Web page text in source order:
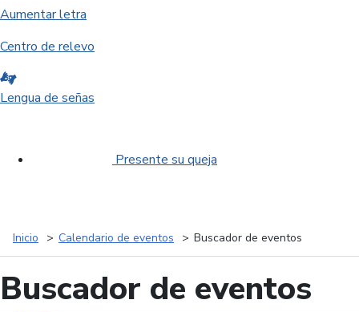
Aumentar letra
Centro de relevo
Lengua de señas
Presente su queja
Inicio Calendario de eventos Buscador de eventos
Buscador de eventos